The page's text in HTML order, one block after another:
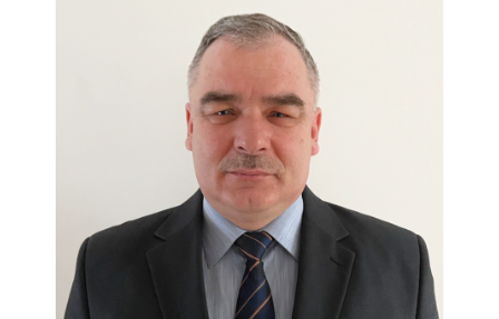
Pagal šalį
Aptarnavimo centrai